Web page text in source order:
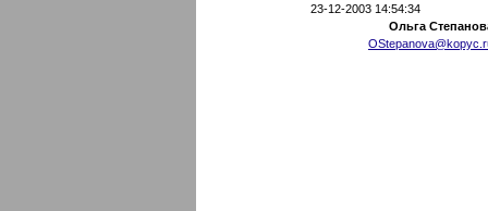
23-12-2003 14:54:34
Ольга